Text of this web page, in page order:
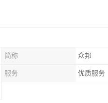
简称 众邦
服务 优质服务